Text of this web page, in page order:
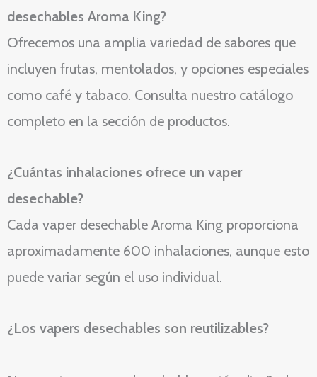
desechables Aroma King?
Ofrecemos una amplia variedad de sabores que
incluyen frutas, mentolados, y opciones especiales
como café y tabaco. Consulta nuestro catálogo
completo en la sección de productos.
¿Cuántas inhalaciones ofrece un vaper
desechable?
Cada vaper desechable Aroma King proporciona
aproximadamente 600 inhalaciones, aunque esto
puede variar según el uso individual.
¿Los vapers desechables son reutilizables?